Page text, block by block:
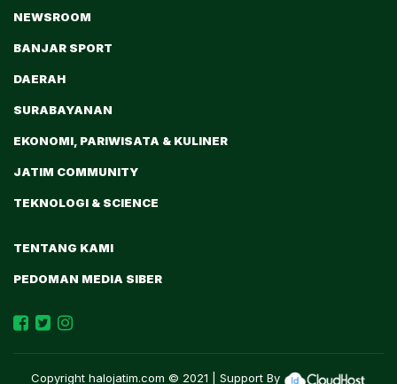
NEWSROOM
BANJAR SPORT
DAERAH
SURABAYANAN
EKONOMI, PARIWISATA & KULINER
JATIM COMMUNITY
TEKNOLOGI & SCIENCE
TENTANG KAMI
PEDOMAN MEDIA SIBER
Copyright halojatim.com © 2021 | Support By